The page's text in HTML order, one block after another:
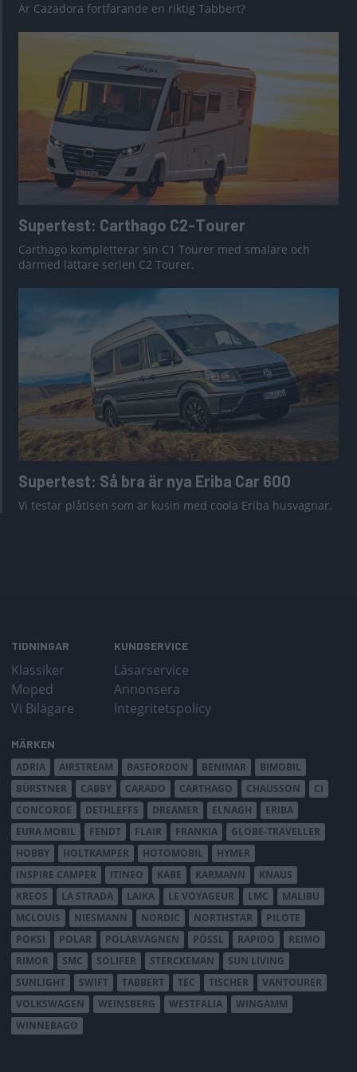
Är Cazadora fortfarande en riktig Tabbert?
Supertest: Carthago C2-Tourer
Carthago kompletterar sin C1 Tourer med smalare och
därmed lättare serien C2 Tourer.
Supertest: Så bra är nya Eriba Car 600
Vi testar plåtisen som är kusin med coola Eriba husvagnar.
TIDNINGAR
Klassiker
Moped
Vi Bilägare
KUNDSERVICE
Läsarservice
Annonsera
Integritetspolicy
MÄRKEN
ADRIA
AIRSTREAM BASFORDON BENIMAR
BIMOBIL
BÜRSTNER
CABBY CARADO CARTHAGO CHAUSSON
CI
CONCORDE
DETHLEFFS DREAMER ELNAGH
ERIBA
EURA MOBIL
FENDT FLAIR FRANKIA
GLOBE-TRAVELLER
HOBBY
HOLTKAMPER HOTOMOBIL
HYMER
INSPIRE CAMPER
ITINEO KABE KARMANN
KNAUS
KREOS
LA STRADA LAIKA LE VOYAGEUR LMC
MALIBU
MCLOUIS
NIESMANN NORDIC NORTHSTAR
PILOTE
POKSI
POLAR POLARVAGNEN PÖSSL RAPIDO
REIMO
RIMOR
SMC SOLIFER STERCKEMAN
SUN LIVING
SUNLIGHT
SWIFT TABBERT TEC TISCHER
VANTOURER
VOLKSWAGEN
WEINSBERG WESTFALIA
WINGAMM
WINNEBAGO